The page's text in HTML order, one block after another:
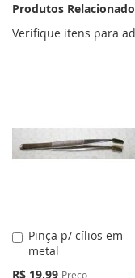
Produtos
Verifique itens para
Pinça p/ cílios em
metal
Preço
R$ 19,99 Preço
Adicionar
ao
Carrinho